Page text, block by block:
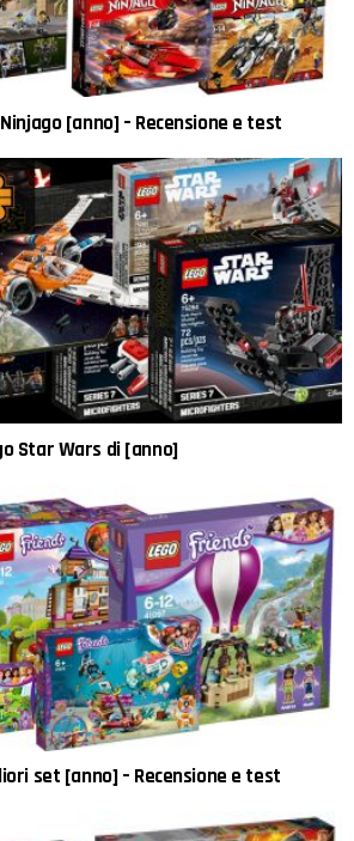
[anno] – Recensione e test
Star Wars di [anno]
set [anno] – Recensione e test